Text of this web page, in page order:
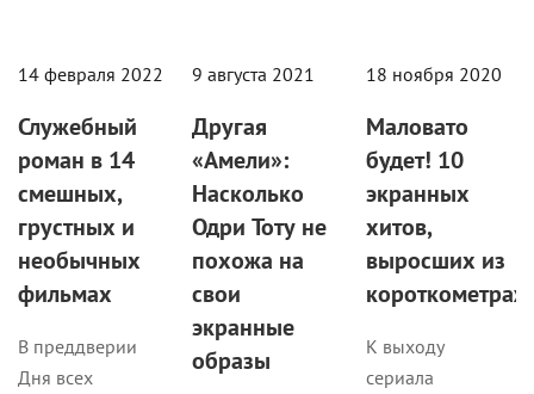
14 февраля 2022
Служебный
роман в 14
смешных,
грустных и
необычных
фильмах
В преддверии
Дня всех
9 августа 2021
Другая
«Амели»:
Насколько
Одри Тоту не
похожа на
свои
экранные
образы
18 ноября 2020
Маловато
будет! 10
экранных
хитов,
выросших из
К выходу
сериала